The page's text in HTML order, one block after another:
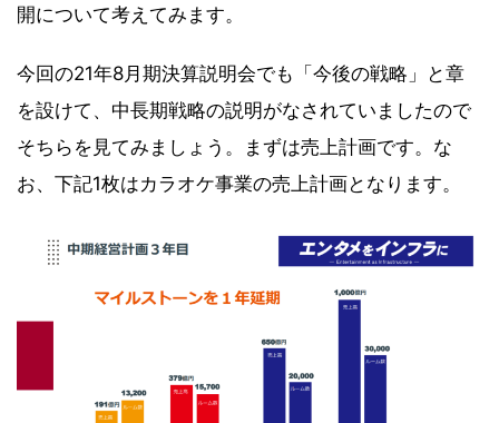
開について考えてみます。
今回の21年8月期決算説明会でも「今後の戦略」と章
を設けて、中長期戦略の説明がなされていましたので
そちらを見てみましょう。まずは売上計画です。な
お、下記1枚はカラオケ事業の売上計画となります。